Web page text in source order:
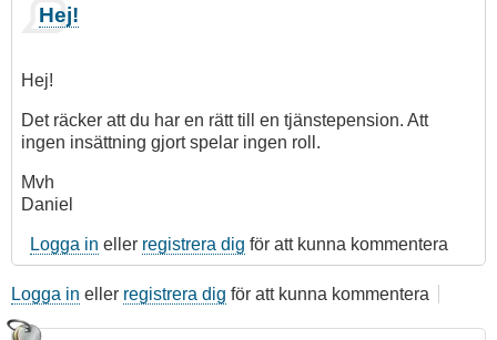
Hej!
Hej!
Det räcker att du har en rätt till en tjänstepension. Att
ingen insättning gjort spelar ingen roll.
Mvh
Daniel
Logga in eller registrera dig för att kunna kommentera
Logga in eller registrera dig för att kunna kommentera